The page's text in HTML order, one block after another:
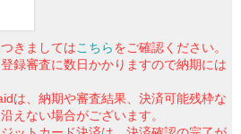
きましてはこちらをご確認ください。
録審査に数日かかりますので納期には
は、納期や審査結果、決済可能残枠な
えない場合がございます。